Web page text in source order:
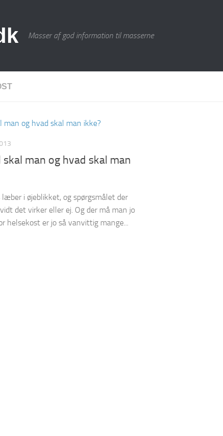
Masser af god information til masserne
man og hvad skal man
i øjeblikket, og spørgsmålet der
det virker eller ej. Og der må man jo
helsekost er jo så vanvittig mange...